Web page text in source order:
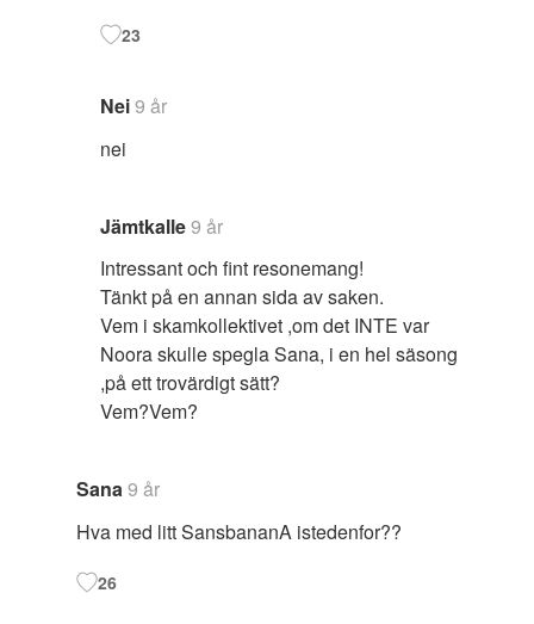
23
Nei9 år
nei
Jämtkalle9 år
Intressant och fint resonemang!
Tänkt på en annan sida av saken.
Vem i skamkollektivet ,om det INTE var
Noora skulle spegla Sana, i en hel säsong
,på ett trovärdigt sätt?
Vem?Vem?
Sana9 år
Hva med litt SansbananA istedenfor??
26